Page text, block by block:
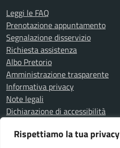
Rispettiamo la tua privacy
Leggi le FAQ
Prenotazione appuntamento
Segnalazione disservizio
Richiesta assistenza
Albo Pretorio
Amministrazione trasparente
Informativa privacy
Note legali
Dichiarazione di accessibilità
Delibere